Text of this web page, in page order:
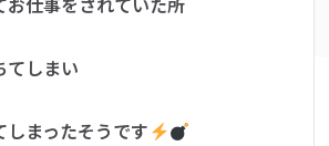
てしまい
まったそうです